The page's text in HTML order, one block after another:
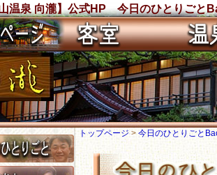
山温泉 向瀧】公式HP 今日のひとりごと
トップページ> 今日のひとりごと